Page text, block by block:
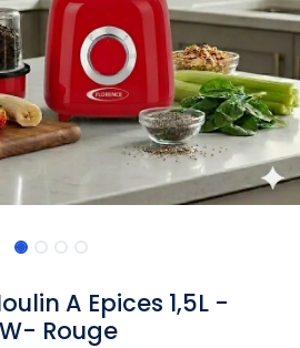
A Epices 1,5L -
Rouge